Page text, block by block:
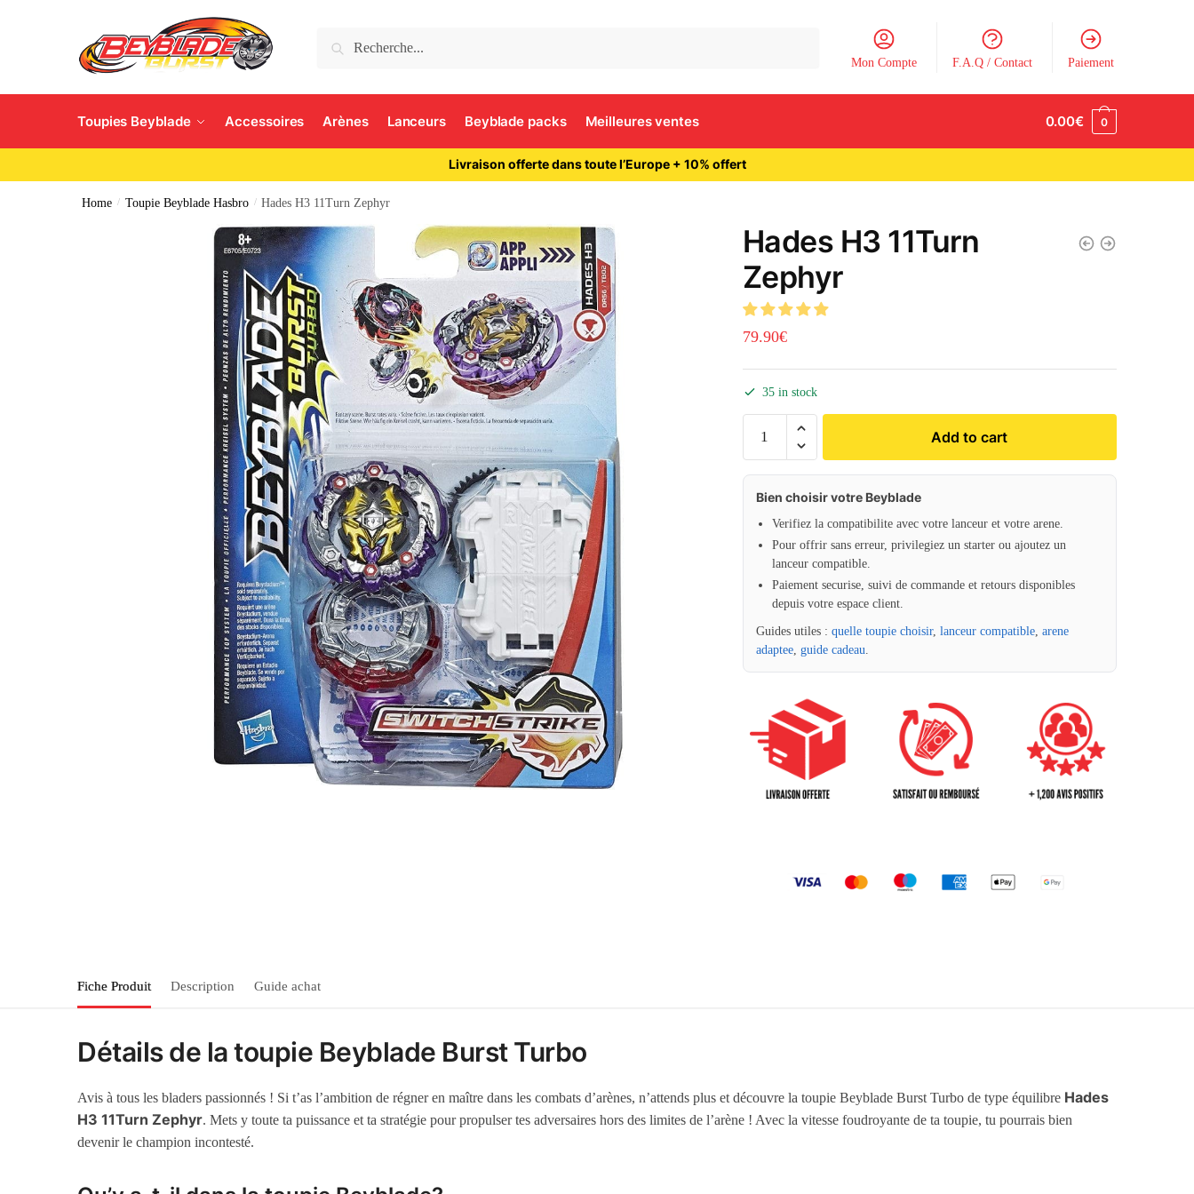
Search
Mon Compte F.A.Q / Contact Paiement
Toupies Beyblade Accessoires Arènes Lanceurs Beyblade packs Meilleures ventes 0.00€ 0
Livraison offerte dans toute l’Europe + 10% offert
Home / Toupie Beyblade Hasbro / Hades H3 11Turn Zephyr
Hades H3 11Turn
Zephyr
79.90€
35 in stock
Add to cart
Bien choisir votre Beyblade
Verifiez la compatibilite avec votre lanceur et votre arene.
Pour offrir sans erreur, privilegiez un starter ou ajoutez un
lanceur compatible.
Paiement securise, suivi de commande et retours disponibles
depuis votre espace client.
Guides utiles : quelle toupie choisir, lanceur compatible, arene
adaptee, guide cadeau
Fiche Produit Description Guide achat
Détails de la toupie Beyblade Burst Turbo
Avis à tous les bladers passionnés ! Si t’as l’ambition de régner en maître dans les combats d’arènes, n’attends plus et découvre la toupie Beyblade Burst Turbo de type équilibre Hades
H3 11Turn Zephyr. Mets y toute ta puissance et ta stratégie pour propulser tes adversaires hors des limites de l’arène ! Avec la vitesse foudroyante de ta toupie, tu pourrais bien
devenir le champion incontesté.